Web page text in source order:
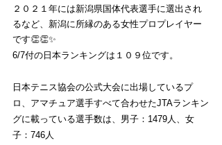
２０２１年には新潟県国体代表選手に選出され
るなど、新潟に所縁のある女性プロプレイヤー
です👏👏✨
6/7付の日本ランキングは１０９位です。
日本テニス協会の公式大会に出場しているプ
ロ、アマチュア選手すべて合わせたJTAランキン
グに載っている選手数は、男子：1479人、女
子：746人